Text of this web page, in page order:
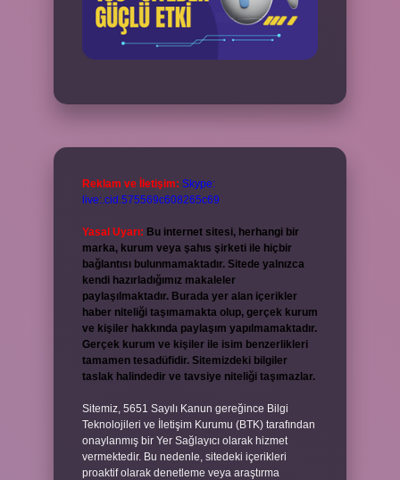
Reklam ve İletişim: Skype:
live:.cid.575569c608265c69
Yasal Uyarı: Bu internet sitesi, herhangi bir
marka, kurum veya şahıs şirketi ile hiçbir
bağlantısı bulunmamaktadır. Sitede yalnızca
kendi hazırladığımız makaleler
paylaşılmaktadır. Burada yer alan içerikler
haber niteliği taşımamakta olup, gerçek kurum
ve kişiler hakkında paylaşım yapılmamaktadır.
Gerçek kurum ve kişiler ile isim benzerlikleri
tamamen tesadüfidir. Sitemizdeki bilgiler
taslak halindedir ve tavsiye niteliği taşımazlar.
Sitemiz, 5651 Sayılı Kanun gereğince Bilgi
Teknolojileri ve İletişim Kurumu (BTK) tarafından
onaylanmış bir Yer Sağlayıcı olarak hizmet
vermektedir. Bu nedenle, sitedeki içerikleri
proaktif olarak denetleme veya araştırma